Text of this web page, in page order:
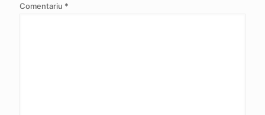
Comentariu *